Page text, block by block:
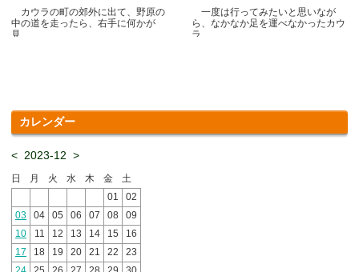
カウラの町の郊外に出て、野原の
中の道を走ったら、右手に何かが
見.....
一度は行ってみたいと思いなが
ら、なかなか足を運べなかったカウ
ラ.....
カレンダー
< 2023-12 >
日 月 火 水 木 金
土
01
02
03
04 05 06 07 08
09
10
11 12 13 14 15
16
17
18 19 20 21 22
23